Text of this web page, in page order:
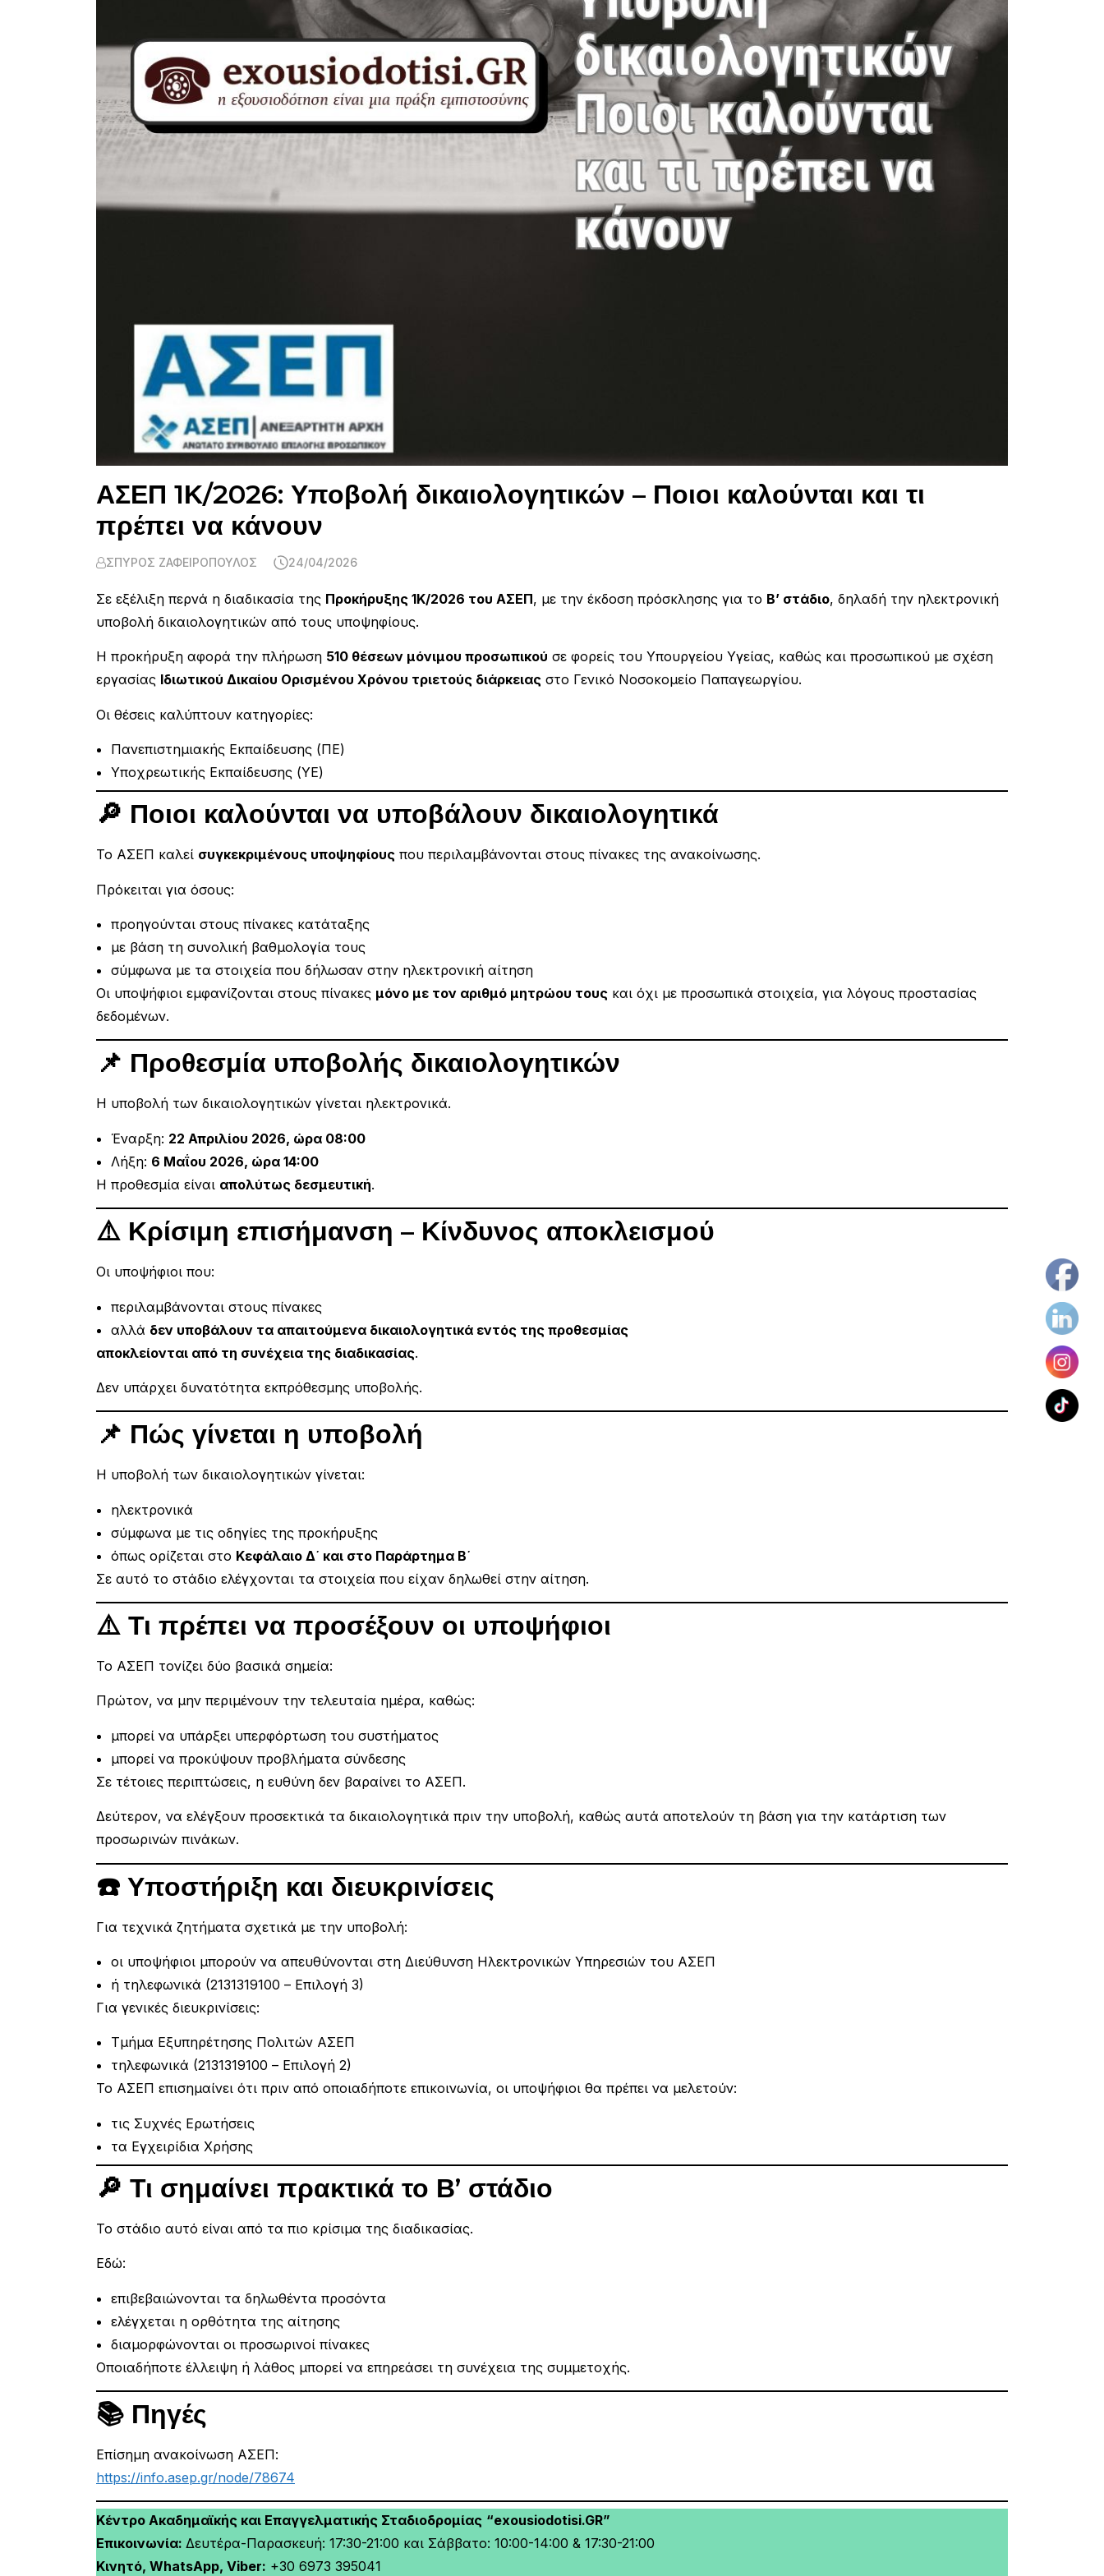
ΑΣΕΠ 1Κ/2026: Υποβολή δικαιολογητικών – Ποιοι καλούνται και τι
πρέπει να κάνουν
ΣΠΎΡΟΣ ΖΑΦΕΙΡΌΠΟΥΛΟΣ 24/04/2026
Σε εξέλιξη περνά η διαδικασία της Προκήρυξης 1Κ/2026 του ΑΣΕΠ, με την έκδοση πρόσκλησης για το Β’ στάδιο, δηλαδή την ηλεκτρονική
υποβολή δικαιολογητικών από τους υποψηφίους.
Η προκήρυξη αφορά την πλήρωση 510 θέσεων μόνιμου προσωπικού σε φορείς του Υπουργείου Υγείας, καθώς και προσωπικού με σχέση
εργασίας Ιδιωτικού Δικαίου Ορισμένου Χρόνου τριετούς διάρκειας στο Γενικό Νοσοκομείο Παπαγεωργίου.
Οι θέσεις καλύπτουν κατηγορίες:
Πανεπιστημιακής Εκπαίδευσης (ΠΕ)
Υποχρεωτικής Εκπαίδευσης (ΥΕ)
🔎 Ποιοι καλούνται να υποβάλουν δικαιολογητικά
Το ΑΣΕΠ καλεί συγκεκριμένους υποψηφίους που περιλαμβάνονται στους πίνακες της ανακοίνωσης.
Πρόκειται για όσους:
προηγούνται στους πίνακες κατάταξης
με βάση τη συνολική βαθμολογία τους
σύμφωνα με τα στοιχεία που δήλωσαν στην ηλεκτρονική αίτηση
Οι υποψήφιοι εμφανίζονται στους πίνακες μόνο με τον αριθμό μητρώου τους και όχι με προσωπικά στοιχεία, για λόγους προστασίας
δεδομένων.
📌 Προθεσμία υποβολής δικαιολογητικών
Η υποβολή των δικαιολογητικών γίνεται ηλεκτρονικά.
Έναρξη: 22 Απριλίου 2026, ώρα 08:00
Λήξη: 6 Μαΐου 2026, ώρα 14:00
Η προθεσμία είναι απολύτως δεσμευτική.
⚠️ Κρίσιμη επισήμανση – Κίνδυνος αποκλεισμού
Οι υποψήφιοι που:
περιλαμβάνονται στους πίνακες
αλλά δεν υποβάλουν τα απαιτούμενα δικαιολογητικά εντός της προθεσμίας
αποκλείονται από τη συνέχεια της διαδικασίας.
Δεν υπάρχει δυνατότητα εκπρόθεσμης υποβολής.
📌 Πώς γίνεται η υποβολή
Η υποβολή των δικαιολογητικών γίνεται:
ηλεκτρονικά
σύμφωνα με τις οδηγίες της προκήρυξης
όπως ορίζεται στο Κεφάλαιο Δ΄ και στο Παράρτημα Β΄
Σε αυτό το στάδιο ελέγχονται τα στοιχεία που είχαν δηλωθεί στην αίτηση.
⚠️ Τι πρέπει να προσέξουν οι υποψήφιοι
Το ΑΣΕΠ τονίζει δύο βασικά σημεία:
Πρώτον, να μην περιμένουν την τελευταία ημέρα, καθώς:
μπορεί να υπάρξει υπερφόρτωση του συστήματος
μπορεί να προκύψουν προβλήματα σύνδεσης
Σε τέτοιες περιπτώσεις, η ευθύνη δεν βαραίνει το ΑΣΕΠ.
Δεύτερον, να ελέγξουν προσεκτικά τα δικαιολογητικά πριν την υποβολή, καθώς αυτά αποτελούν τη βάση για την κατάρτιση των
προσωρινών πινάκων.
☎️ Υποστήριξη και διευκρινίσεις
Για τεχνικά ζητήματα σχετικά με την υποβολή:
οι υποψήφιοι μπορούν να απευθύνονται στη Διεύθυνση Ηλεκτρονικών Υπηρεσιών του ΑΣΕΠ
ή τηλεφωνικά (2131319100 – Επιλογή 3)
Για γενικές διευκρινίσεις:
Τμήμα Εξυπηρέτησης Πολιτών ΑΣΕΠ
τηλεφωνικά (2131319100 – Επιλογή 2)
Το ΑΣΕΠ επισημαίνει ότι πριν από οποιαδήποτε επικοινωνία, οι υποψήφιοι θα πρέπει να μελετούν:
τις Συχνές Ερωτήσεις
τα Εγχειρίδια Χρήσης
🔎 Τι σημαίνει πρακτικά το Β’ στάδιο
Το στάδιο αυτό είναι από τα πιο κρίσιμα της διαδικασίας.
Εδώ:
επιβεβαιώνονται τα δηλωθέντα προσόντα
ελέγχεται η ορθότητα της αίτησης
διαμορφώνονται οι προσωρινοί πίνακες
Οποιαδήποτε έλλειψη ή λάθος μπορεί να επηρεάσει τη συνέχεια της συμμετοχής.
📚 Πηγές
Επίσημη ανακοίνωση ΑΣΕΠ:
https://info.asep.gr/node/78674
Κέντρο Ακαδημαϊκής και Επαγγελματικής Σταδιοδρομίας “exousiodotisi.GR”
Επικοινωνία: Δευτέρα-Παρασκευή: 17:30-21:00 και Σάββατο: 10:00-14:00 & 17:30-21:00
Κινητό, WhatsApp, Viber: +30 6973 395041